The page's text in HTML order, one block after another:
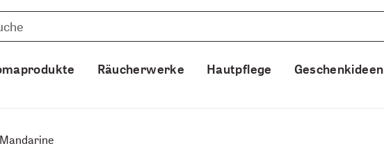
Räucherwerke Hautpflege Geschenkideen
Mandarine